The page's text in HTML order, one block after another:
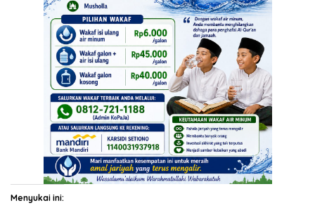
Menyukai ini: